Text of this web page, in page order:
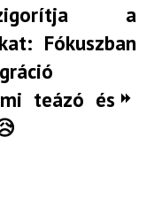
a
Fókuszban
teázó és